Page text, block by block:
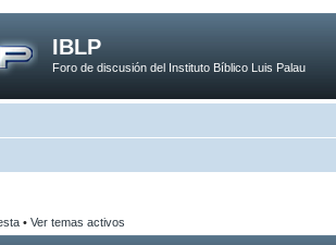
IBLP
Foro de discusión del Instituto Bíblico Luis Palau
• Ver temas activos